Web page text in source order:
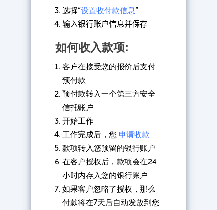
选择“设置收付款信息“
输入银行账户信息并保存
如何收入款项:
客户在接受您的报价后支付
预付款
预付款转入一个第三方安全
信托账户
开始工作
工作完成后，您 申请收款
款项转入您预留的银行账户
在客户授权后，款项会在24
小时内存入您的银行账户
如果客户忽略了授权，那么
付款将在7天后自动发放到您